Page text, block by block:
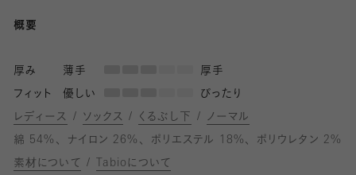
概要
厚み 薄手
厚手
フィット
優しい
ぴったり
レディース
ソックス くるぶし下
ノーマル
綿 54%
ナイロン 26% ポリエステル 18%
ポリウレタン 2%
素材について
Tabioについて